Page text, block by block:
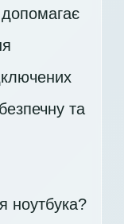
та
ноутбука?